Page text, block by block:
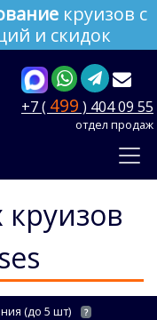
круизов с
и скидок
+7 ( 499 ) 404 09 55
отдел продаж
(до 5 шт) ?